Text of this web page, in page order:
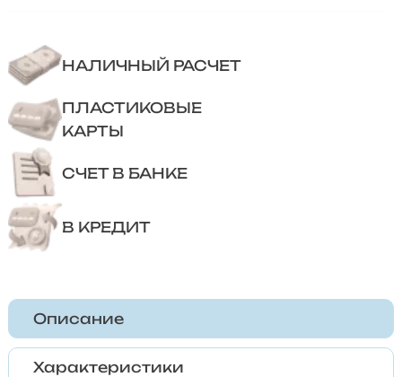
НАЛИЧНЫЙ РАСЧЕТ
ПЛАСТИКОВЫЕ
КАРТЫ
СЧЕТ В БАНКЕ
В КРЕДИТ
Описание
Характеристики